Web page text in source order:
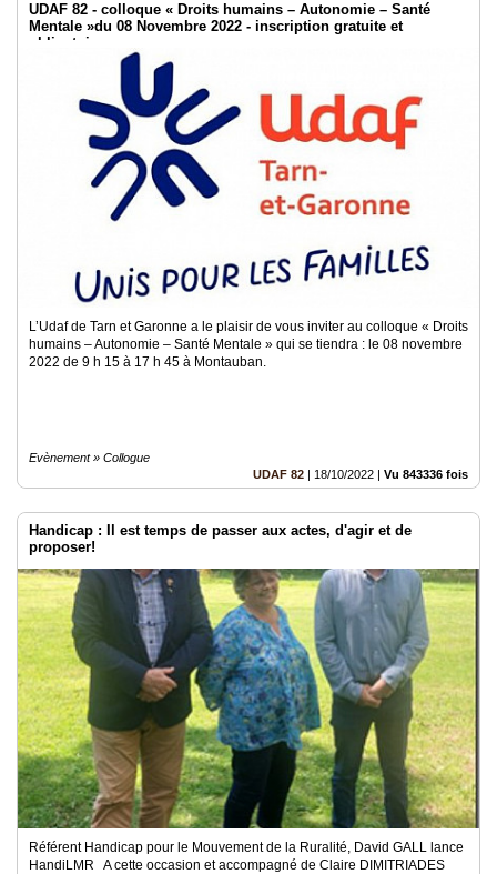
UDAF 82 - colloque « Droits humains – Autonomie – Santé
Mentale »du 08 Novembre 2022 - inscription gratuite et
obligatoire
L’Udaf de Tarn et Garonne a le plaisir de vous inviter au colloque « Droits
humains – Autonomie – Santé Mentale » qui se tiendra : le 08 novembre
2022 de 9 h 15 à 17 h 45 à Montauban.
Evènement » Collogue
UDAF 82 | 18/10/2022 | Vu 843336 fois
Handicap : Il est temps de passer aux actes, d'agir et de
proposer!
Référent Handicap pour le Mouvement de la Ruralité, David GALL lance
HandiLMR A cette occasion et accompagné de Claire DIMITRIADES